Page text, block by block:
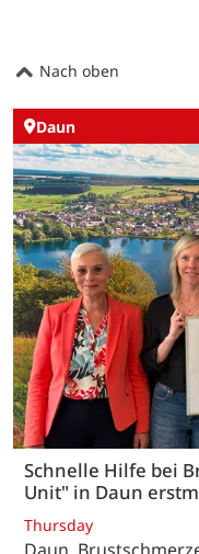
Nach oben
Daun
Schnelle Hilfe bei
Unit" in Daun
Thursday
Daun.